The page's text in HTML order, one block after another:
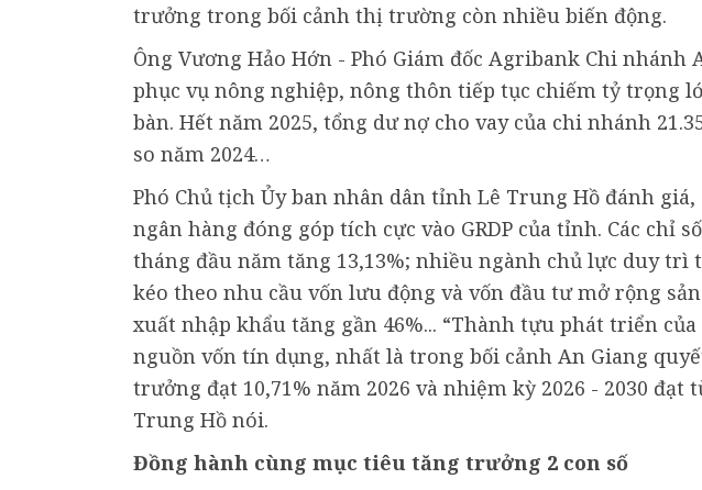
trưởng trong bối cảnh thị trường còn nhiều biến động.
Ông Vương Hảo Hớn - Phó Giám đốc Agribank Chi nhánh
phục vụ nông nghiệp, nông thôn tiếp tục chiếm tỷ trọng
bàn. Hết năm 2025, tổng dư nợ cho vay của chi nhánh
so năm 2024…
Phó Chủ tịch Ủy ban nhân dân tỉnh Lê Trung Hồ đánh
ngân hàng đóng góp tích cực vào GRDP của tỉnh. Các chỉ
tháng đầu năm tăng 13,13%; nhiều ngành chủ lực duy trì
kéo theo nhu cầu vốn lưu động và vốn đầu tư mở rộng
xuất nhập khẩu tăng gần 46%... “Thành tựu phát triển
nguồn vốn tín dụng, nhất là trong bối cảnh An Giang
trưởng đạt 10,71% năm 2026 và nhiệm kỳ 2026 - 2030 đạt
Trung Hồ nói.
Đồng hành cùng mục tiêu tăng trưởng 2 con số